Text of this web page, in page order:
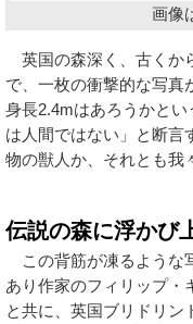
画像
英国の森深く、古くか
で、一枚の衝撃的な写真
身長2.4mはあろうかと
は人間ではない」と断言
物の獣人か、それとも我
伝説の森に浮かび
この背筋が凍るような
あり作家のフィリップ・
と共に、英国ブリドリン